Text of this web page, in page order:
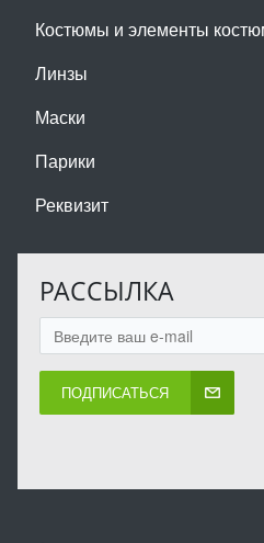
Костюмы и элементы
Линзы
Маски
Парики
Реквизит
РАССЫЛКА
ПОДПИСАТЬСЯ